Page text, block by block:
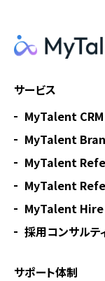
サービス
MyTalent CRM
MyTalent
MyTalent
MyTalent
MyTalent Hire
採用コンサルテ
サポート体制